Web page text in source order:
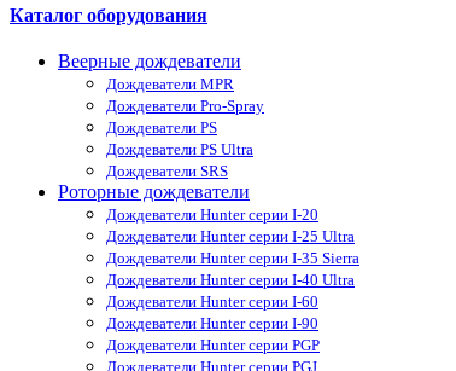
Каталог оборудования
Веерные дождеватели
Дождеватели MPR
Дождеватели Pro-Spray
Дождеватели PS
Дождеватели PS Ultra
Дождеватели SRS
Роторные дождеватели
Дождеватели Hunter серии I-20
Дождеватели Hunter серии I-25 Ultra
Дождеватели Hunter серии I-35 Sierra
Дождеватели Hunter серии I-40 Ultra
Дождеватели Hunter серии I-60
Дождеватели Hunter серии I-90
Дождеватели Hunter серии PGP
Дождеватели Hunter серии PGJ